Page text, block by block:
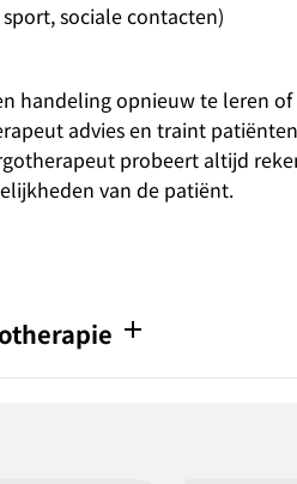
sociale contacten)
handeling opnieuw te leren
advies en traint
probeert altijd
van de patiënt.
add